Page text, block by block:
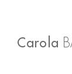
Carola